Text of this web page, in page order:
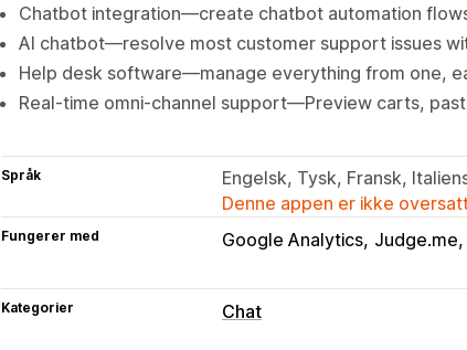
Chatbot integration—create chatbot automation
AI chatbot—resolve most customer support issues
Help desk software—manage everything from one,
Real-time omni-channel support—Preview carts,
Språk
Engelsk, Tysk, Fransk,
Denne appen er ikke
Fungerer med Google Analytics Judge.me
Kategorier Chat